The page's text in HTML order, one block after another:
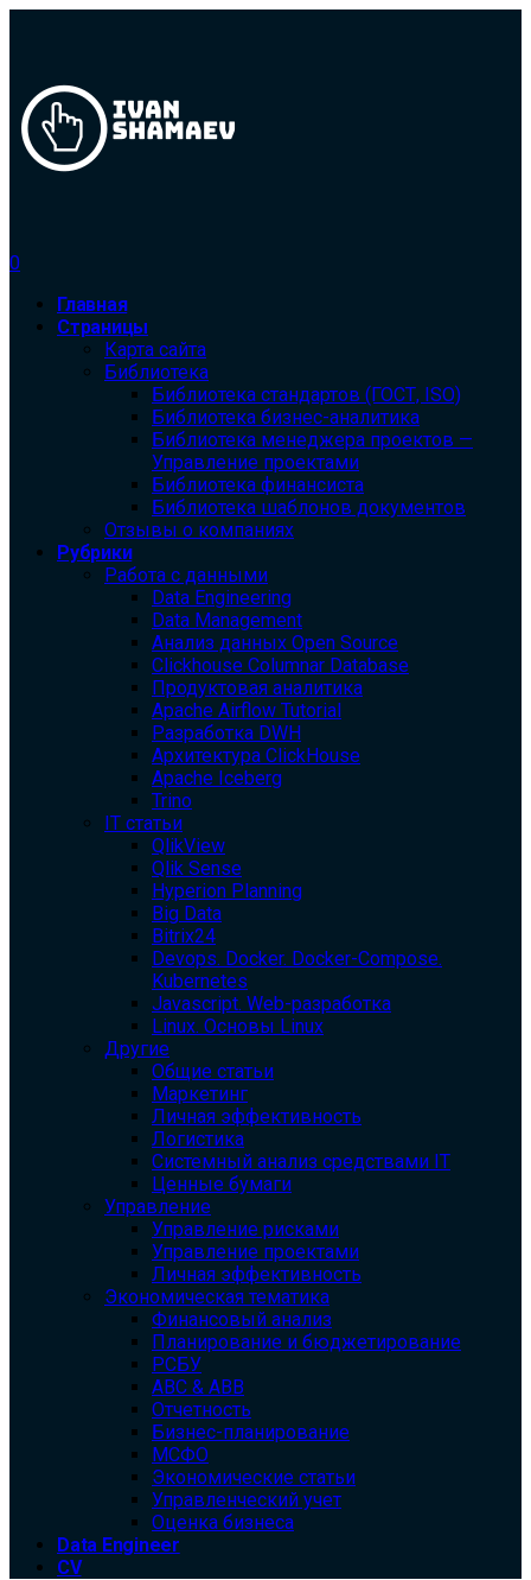
0
Главная
Страницы
Карта сайта
Библиотека
Библиотека cтандартов (ГОСТ, ISO)
Библиотека бизнес-аналитика
Библиотека менеджера проектов —
Управление проектами
Библиотека финансиста
Библиотека шаблонов документов
Отзывы о компаниях
Рубрики
Работа с данными
Data Engineering
Data Management
Анализ данных Open Source
Clickhouse Columnar Database
Продуктовая аналитика
Apache Airflow Tutorial
Разработка DWH
Архитектура ClickHouse
Apache Iceberg
Trino
IT статьи
QlikView
Qlik Sense
Hyperion Planning
Big Data
Bitrix24
Devops. Docker. Docker-Compose.
Kubernetes
Javascript. Web-разработка
Linux. Основы Linux
Другие
Общие статьи
Маркетинг
Личная эффективность
Логистика
Системный анализ средствами IT
Ценные бумаги
Управление
Управление рисками
Управление проектами
Личная эффективность
Экономическая тематика
Финансовый анализ
Планирование и бюджетирование
РСБУ
ABC & ABB
Отчетность
Бизнес-планирование
МСФО
Экономические статьи
Управленческий учет
Оценка бизнеса
Data Engineer
CV